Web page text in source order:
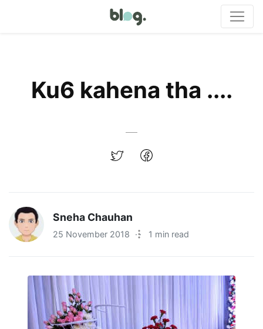
Ku6 kahena tha ....
Sneha Chauhan
25 November 2018 · 1 min read